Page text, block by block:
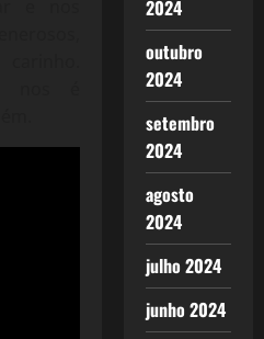
2024
outubro
2024
setembro
2024
agosto
2024
julho 2024
junho 2024